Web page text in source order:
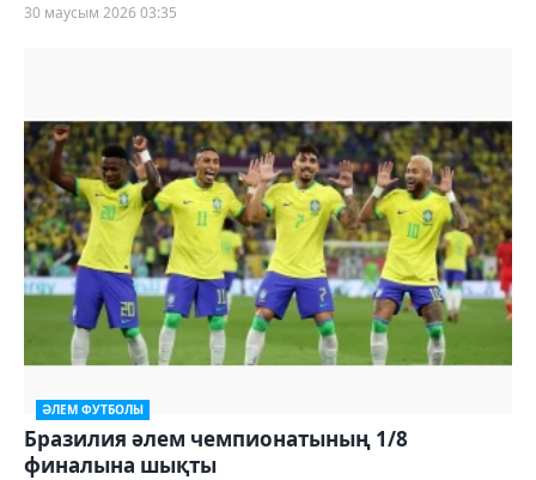
30 маусым 2026 03:35
ӘЛЕМ ФУТБОЛЫ
Бразилия әлем чемпионатының 1/8
финалына шықты